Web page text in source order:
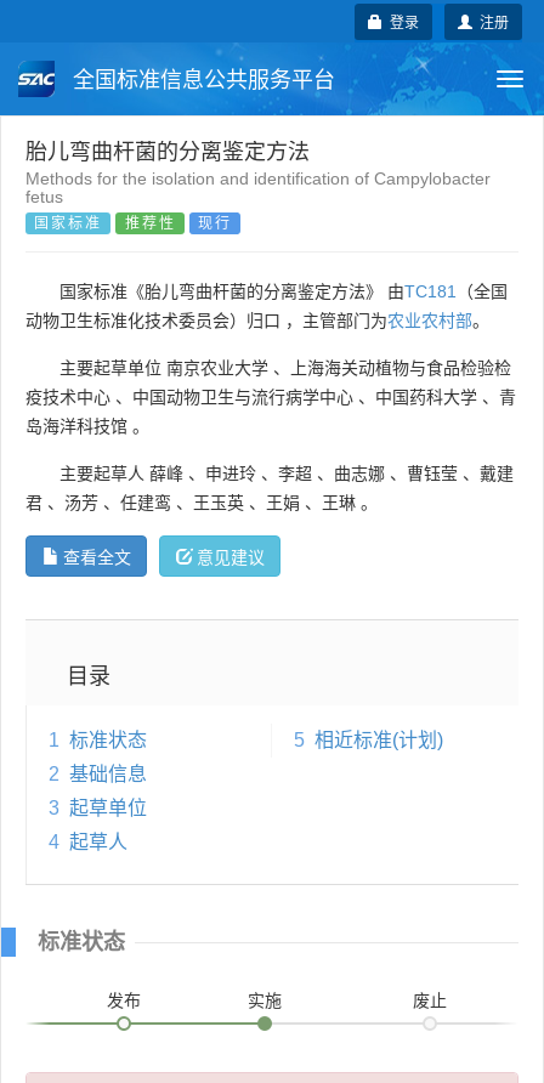
注册
登录
全国标准信息公共服务平台
国家标准 行业标准
胎儿弯曲杆菌的分离鉴定方法
Methods for the isolation and identification of Campylobacter
fetus
国家标准 推荐性 现行
国家标准《胎儿弯曲杆菌的分离鉴定方法》 由TC181
（全国
动物卫生标准化技术委员会）归口 ，主管部门为农业农村部。
主要起草单位 南京农业大学 、
上海海关动植物与食品检验检
疫技术中心 、 中国动物卫生与流行病学中心 、 中国药科大学 、 青
岛海洋科技馆 。
主要起草人 薛峰 、 申进玲 、 李超 、 曲志娜 、 曹钰莹 、 戴建
君 、 汤芳 、 任建鸾 、 王玉英 、 王娟 、 王琳 。
查看全文 意见建议
目录
1 标准状态
2 基础信息
3 起草单位
4 起草人
5 相近标准(计划)
标准状态
发布 实施 废止